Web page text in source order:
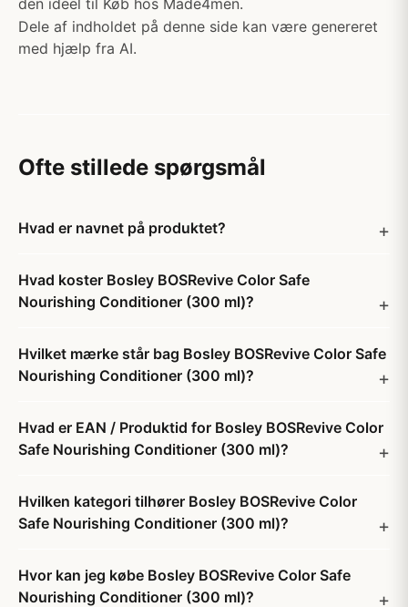
den ideel til Køb hos Made4men.
Dele af indholdet på denne side kan være genereret
med hjælp fra AI.
Ofte stillede spørgsmål
Hvad er navnet på produktet?
Hvad koster Bosley BOSRevive Color Safe
Nourishing Conditioner (300 ml)?
Hvilket mærke står bag Bosley BOSRevive Color Safe
Nourishing Conditioner (300 ml)?
Hvad er EAN / Produktid for Bosley BOSRevive Color
Safe Nourishing Conditioner (300 ml)?
Hvilken kategori tilhører Bosley BOSRevive Color
Safe Nourishing Conditioner (300 ml)?
Hvor kan jeg købe Bosley BOSRevive Color Safe
Nourishing Conditioner (300 ml)?